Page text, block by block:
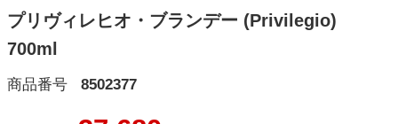
プリヴィレヒオ・ブランデー (Privilegio)
700ml
商品番号 8502377